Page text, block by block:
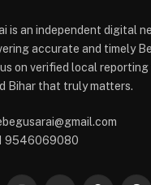
is an independent digital
accurate and timely
on verified local reporting
Bihar that truly matters.
9546069080